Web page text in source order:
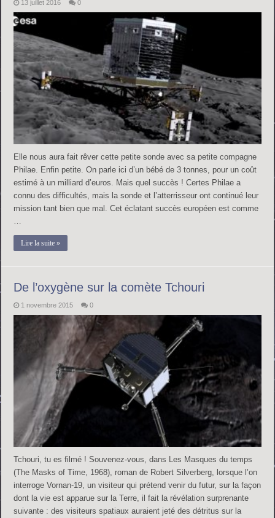
13 juillet 2016 0
Elle nous aura fait rêver cette petite sonde avec sa petite compagne
Philae. Enfin petite. On parle ici d’un bébé de 3 tonnes, pour un coût
estimé à un milliard d’euros. Mais quel succès ! Certes Philae a
connu des difficultés, mais la sonde et l’atterrisseur ont continué leur
mission tant bien que mal. Cet éclatant succès européen est comme
…
Lire la suite »
De l’oxygène sur la comète Tchouri
1 novembre 2015 0
Tchouri, tu es filmé ! Souvenez-vous, dans Les Masques du temps
(The Masks of Time, 1968), roman de Robert Silverberg, lorsque l’on
interroge Vornan-19, un visiteur qui prétend venir du futur, sur la façon
dont la vie est apparue sur la Terre, il fait la révélation surprenante
suivante : des visiteurs spatiaux auraient jeté des détritus sur la